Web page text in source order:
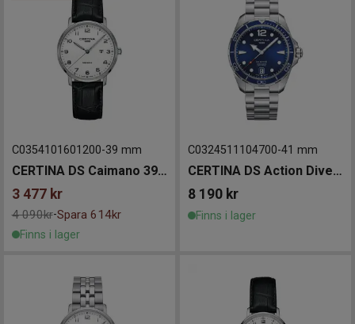
C0354101601200-39 mm
CERTINA DS Caimano 39mm
3 477 kr
4 090kr-Spara 614kr
Finns i lager
C0324511104700-41 mm
CERTINA DS Action Diver 41mm
8 190 kr
Finns i lager